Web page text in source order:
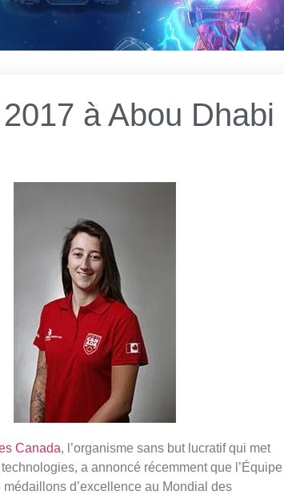
à Abou Dhabi
Canada, l’organisme sans but lucratif qui met
a annoncé récemment que l’Équipe
d’excellence au Mondial des